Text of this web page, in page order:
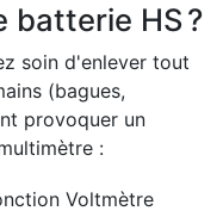
batterie HS ?
soin d'enlever tout
(bagues,
provoquer un
:
Voltmètre